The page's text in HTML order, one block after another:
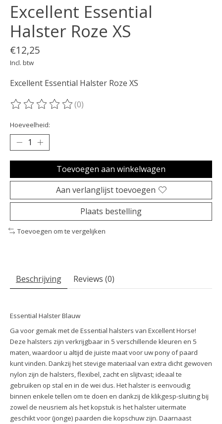
Excellent Essential
Halster Roze XS
€12,25
Incl. btw
Excellent Essential Halster Roze XS
De beoordeling van dit product is
(0)
Hoeveelheid:
Toevoegen aan winkelwagen
Aan verlanglijst toevoegen
Plaats bestelling
Toevoegen om te vergelijken
Beschrijving Reviews (0)
Essential Halster Blauw
Ga voor gemak met de Essential halsters van Excellent Horse!
Deze halsters zijn verkrijgbaar in 5 verschillende kleuren en 5
maten, waardoor u altijd de juiste maat voor uw pony of paard
kunt vinden. Dankzij het stevige materiaal van extra dicht gewoven
nylon zijn de halsters, flexibel, zacht en slijtvast; ideaal te
gebruiken op stal en in de wei dus. Het halster is eenvoudig
binnen enkele tellen om te doen en dankzij de klikgesp-sluiting bij
zowel de neusriem als het kopstuk is het halster uitermate
geschikt voor (jonge) paarden die kopschuw zijn. Daarnaast